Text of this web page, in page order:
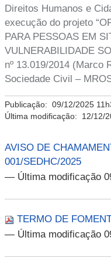
Direitos Humanos e
execução do projeto
PARA PESSOAS EM
VULNERABILIDADE
nº 13.019/2014 (Marco
Sociedade Civil –
Publicação: 09/12/2025
Última modificação: 12/12/
AVISO DE
001/SEDHC/2025
— Última modificação
TERMO DE
— Última modificação